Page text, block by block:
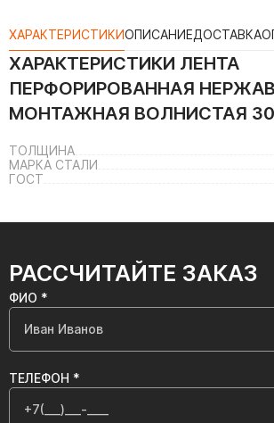
ХАРАКТЕРИСТИКИОПИСАНИЕДОСТАВКА
ХАРАКТЕРИСТИКИ ЛЕНТА
ПЕРФОРИРОВАННАЯ
МОНТАЖНАЯ ВОЛНИСТАЯ
ТОЛЩИНА
МАРКА СТАЛИ
ГОСТ
РАССЧИТАЙТЕ ЗАКАЗ
ФИО *
ТЕЛЕФОН *